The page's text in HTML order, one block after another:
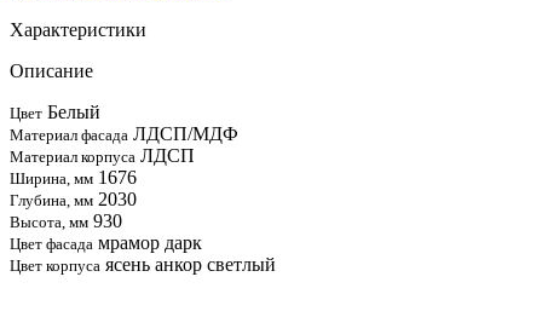
Характеристики
Описание
Цвет Белый
Материал фасада ЛДСП/МДФ
Материал корпуса ЛДСП
Ширина, мм 1676
Глубина, мм 2030
Высота, мм 930
Цвет фасада мрамор дарк
Цвет корпуса ясень анкор светлый